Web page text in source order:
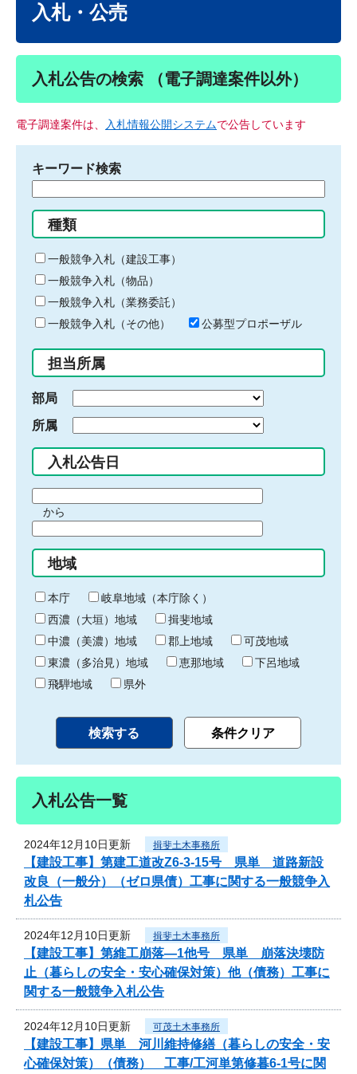
入札・公売
入札公告の検索 （電子調達案件以外）
電子調達案件は、 入札情報公開システムで公告しています
キーワード検索
る
キ
ー
ワ
ー
ド
入
力
種類
一般競争入札（建設工事）
一般競争入札（物品）
一般競争入札（業務委託）
一般競争入札（その他）
公募型プロポーザル
担当所属
部局
所属
入札公告日
間
始
り
から
間
終
わ
り
地域
本庁
岐阜地域（本庁除く）
西濃（大垣）地域
揖斐地域
中濃（美濃）地域
郡上地域
可茂地域
東濃（多治見）地域
恵那地域
下呂地域
飛騨地域
県外
入札公告一覧
2024年12月10日更新 揖斐土木事務所
【建設工事】第建工道改Z6-3-15号 県単 道路新設
改良（一般分）（ゼロ県債）工事に関する一般競争入
札公告
2024年12月10日更新 揖斐土木事務所
【建設工事】第維工崩落―1他号 県単 崩落決壊防
止（暮らしの安全・安心確保対策）他（債務）工事に
関する一般競争入札公告
2024年12月10日更新 可茂土木事務所
【建設工事】県単 河川維持修繕（暮らしの安全・安
心確保対策）（債務） 工事/工河単第修暮6-1号に関